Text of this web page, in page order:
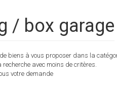
/ box garage
biens à vous proposer dans la
recherche avec moins de critères.
votre demande